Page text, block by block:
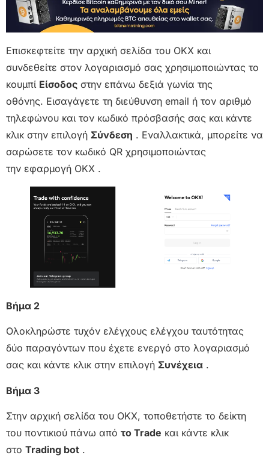
Επισκεφτείτε την αρχική σελίδα του OKX και
συνδεθείτε στον λογαριασμό σας χρησιμοποιώντας το
κουμπί Είσοδος στην επάνω δεξιά γωνία της
οθόνης. Εισαγάγετε τη διεύθυνση email ή τον αριθμό
τηλεφώνου και τον κωδικό πρόσβασής σας και κάντε
κλικ στην επιλογή Σύνδεση . Εναλλακτικά, μπορείτε να
σαρώσετε τον κωδικό QR χρησιμοποιώντας
την εφαρμογή OKX .
Βήμα 2
Ολοκληρώστε τυχόν ελέγχους ελέγχου ταυτότητας
δύο παραγόντων που έχετε ενεργό στο λογαριασμό
σας και κάντε κλικ στην επιλογή Συνέχεια .
Βήμα 3
Στην αρχική σελίδα του OKX, τοποθετήστε το δείκτη
του ποντικιού πάνω από το Trade και κάντε κλικ
στο Trading bot .